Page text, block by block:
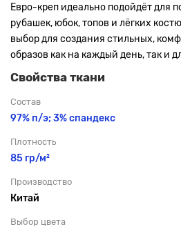
Евро-креп идеально подойдёт для
рубашек, юбок, топов и лёгких
выбор для создания стильных,
образов как на каждый день, так и
Свойства ткани
Состав
97% п/э; 3% спандекс
Плотность
85 гр/м²
Производство
Китай
Выбор цвета